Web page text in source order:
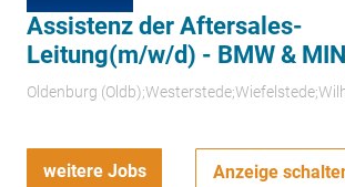
Assistenz der Aftersales-
Leitung(m/w/d) - BMW &
Oldenburg
weitere Jobs Anzeige